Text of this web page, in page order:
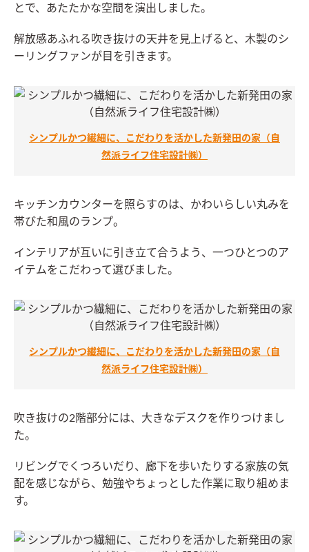
とで、あたたかな空間を演出しました。
解放感あふれる吹き抜けの天井を見上げると、木製のシ
ーリングファンが目を引きます。
シンプルかつ繊細に、こだわりを活かした新発田の家（自
然派ライフ住宅設計㈱）
キッチンカウンターを照らすのは、かわいらしい丸みを
帯びた和風のランプ。
インテリアが互いに引き立て合うよう、一つひとつのア
イテムをこだわって選びました。
シンプルかつ繊細に、こだわりを活かした新発田の家（自
然派ライフ住宅設計㈱）
吹き抜けの2階部分には、大きなデスクを作りつけまし
た。
リビングでくつろいだり、廊下を歩いたりする家族の気
配を感じながら、勉強やちょっとした作業に取り組めま
す。